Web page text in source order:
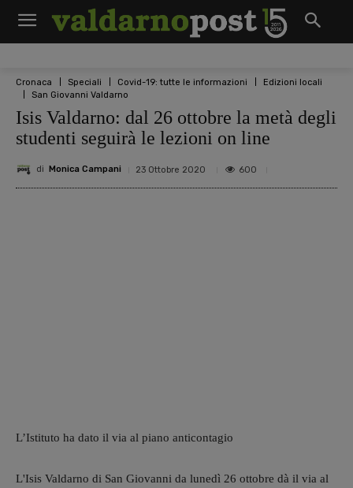
Cronaca Speciali Covid-19: tutte le informazioni
Edizioni locali
San Giovanni Valdarno
Isis Valdarno: dal 26 ottobre la metà degli
studenti seguirà le lezioni on line
di Monica Campani 23 Ottobre 2020 600
L’Istituto ha dato il via al piano anticontagio
L'Isis Valdarno di San Giovanni da lunedì 26 ottobre dà il via al